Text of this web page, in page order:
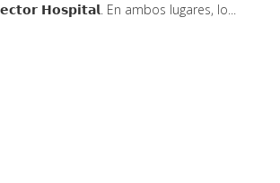
𝗛𝗼𝘀𝗽𝗶𝘁𝗮𝗹. En ambos lugares, lo...